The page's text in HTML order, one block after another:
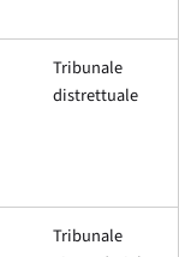
Tribunale
distrettuale
Tribunale